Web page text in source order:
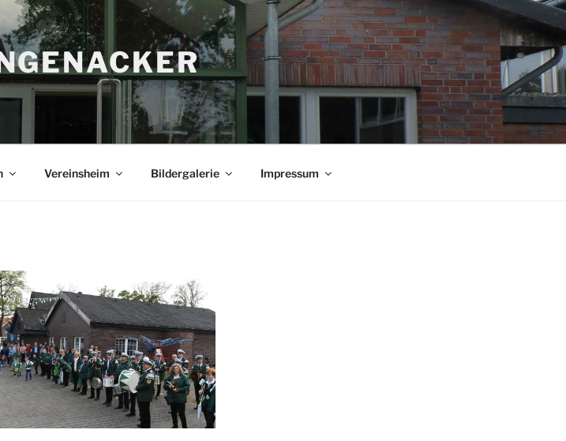
Vereinsheim Bildergalerie Impressum